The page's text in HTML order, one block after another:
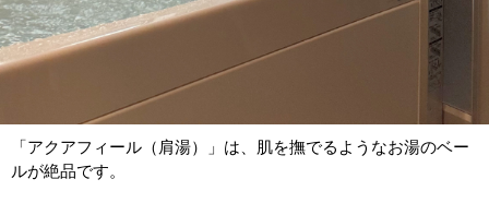
「アクアフィール（肩湯）」は、肌を撫でるようなお湯のベー
ルが絶品です。